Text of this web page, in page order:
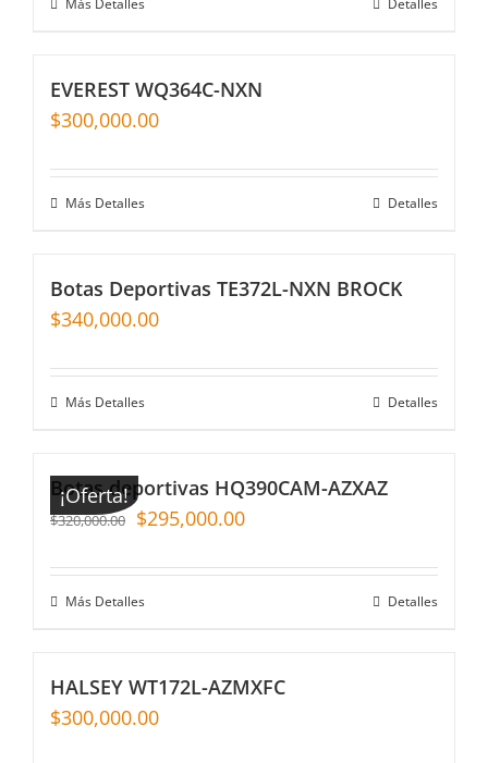
EVEREST WQ364C-NXN
$300,000.00
Más Detalles Detalles
Botas Deportivas TE372L-NXN BROCK
$340,000.00
Más Detalles Detalles
¡Oferta!
Botas deportivas HQ390CAM-AZXAZ
$320,000.00 $295,000.00
Más Detalles Detalles
HALSEY WT172L-AZMXFC
$300,000.00